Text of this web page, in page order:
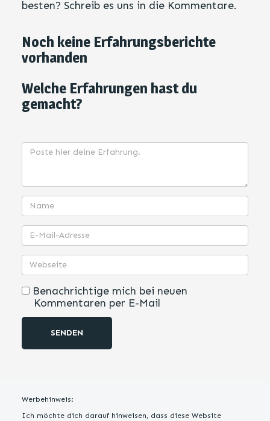
besten? Schreib es uns in die Kommentare.
Noch keine Erfahrungsberichte
vorhanden
Welche Erfahrungen hast du
gemacht?
Benachrichtige mich bei neuen
Kommentaren per E-Mail
SENDEN
Werbehinweis:
Ich möchte dich darauf hinweisen, dass diese Website